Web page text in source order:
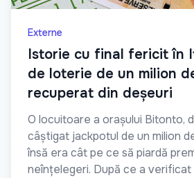
Externe
Istorie cu final fericit în
de loterie de un milion
recuperat din deșeuri
O locuitoare a orașului Bitonto,
câștigat jackpotul de un milion
însă era cât pe ce să piardă
neînțelegeri. După ce a verificat